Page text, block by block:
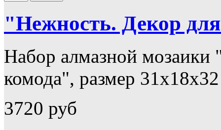
"Нежность. Декор
Набор алмазной
комода", размер
3720 руб